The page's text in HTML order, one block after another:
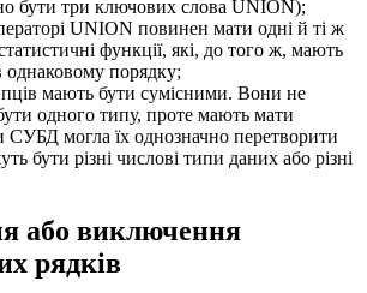
бути три ключових слова UNION);
UNION повинен мати одні й ті ж
функції, які, до того ж, мають
однаковому порядку;
мають бути сумісними. Вони не
одного типу, проте мають мати
могла їх однозначно перетворити
бути різні числові типи даних або різні
або виключення
рядків